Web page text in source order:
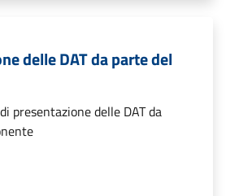
delle DAT da parte del
presentazione delle DAT da